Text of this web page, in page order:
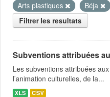
Arts plastiques
Béja
Filtrer les resultats
Subventions attribuées
Les subventions attribuées
l’animation culturelles, de la...
XLS CSV